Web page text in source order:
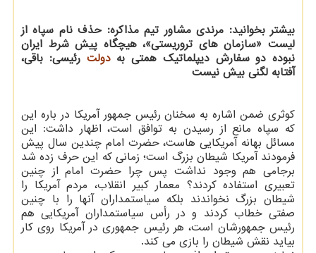
بیشتر بخوانید: مرندی مشاور تیم مذاکره: حذف نام سپاه از
لیست «سازمان های تروریستی»، هیچگاه پیش شرط ایران
نبوده دو سفارش دیپلماتیک همتی بهدولت رئیسی: باقی،
آفتابه لگنی بیش نیست
کوثری ضمن اشاره به سخنان رئیس جمهور آمریکا در باره این
که سپاه مانع از رسیدن به توافق است، اظهار داشت: این
مسائل بهانه آمریکایی هاست، حضرت امام چندین سال پیش
فرمودند آمریکا شیطان بزرگ است؛ زمانی که این حرف زده شد
برجامی هم وجود نداشت پس چرا حضرت امام از چنین
تعبیری استفاده کردند؟ معمار کبیر انقلاب، مردم آمریکا را
شیطان بزرگ نخواندند بلکه سیاستمداران آنها را با چنین
صفتی خطاب کردند و در رأس سیاستمداران آمریکایی هم
رئیس جمهورشان است، هر رئیس جمهوری در آمریکا روی کار
بیاید نقش شیطان را بازی می کند.